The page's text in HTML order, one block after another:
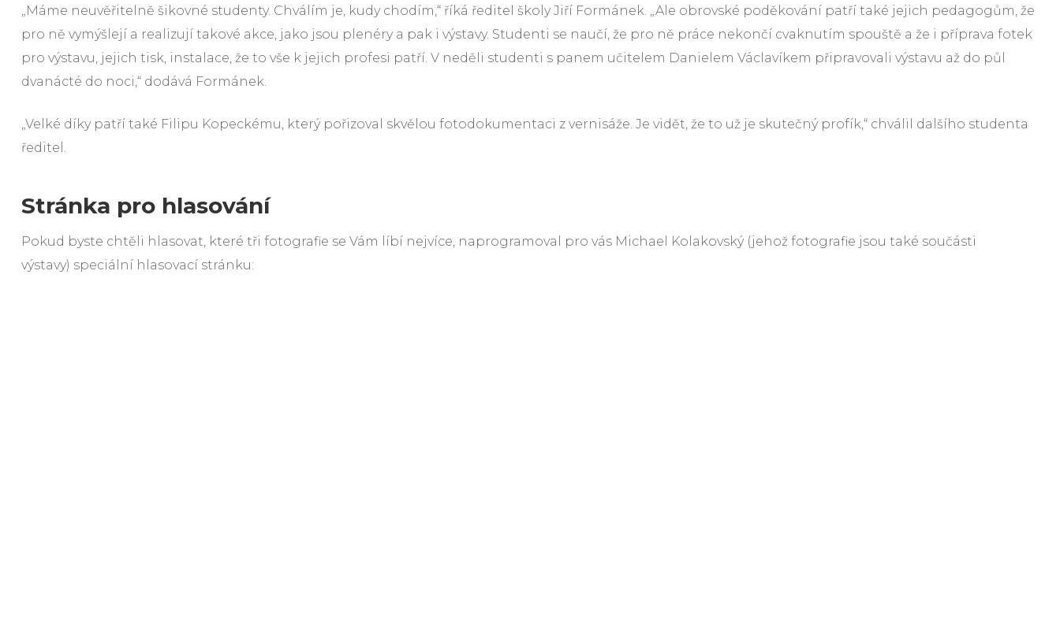
„Máme neuvěřitelně šikovné studenty. Chválím je, kudy chodím,“ říká ředitel školy Jiří Formánek. „Ale obrovské poděkování patří také jejich pedagogům, že
pro ně vymýšlejí a realizují takové akce, jako jsou plenéry a pak i výstavy. Studenti se naučí, že pro ně práce nekončí cvaknutím spouště a že i příprava fotek
pro výstavu, jejich tisk, instalace, že to vše k jejich profesi patří. V neděli studenti s panem učitelem Danielem Václavíkem připravovali výstavu až do půl
dvanácté do noci,“ dodává Formánek.
„Velké díky patří také Filipu Kopeckému, který pořizoval skvělou fotodokumentaci z vernisáže. Je vidět, že to už je skutečný profík,“ chválil dalšího studenta
ředitel.
Stránka pro hlasování
Pokud byste chtěli hlasovat, které tři fotografie se Vám líbí nejvíce, naprogramoval pro vás Michael Kolakovský (jehož fotografie jsou také součásti
výstavy) speciální hlasovací stránku: